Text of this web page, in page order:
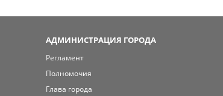
АДМИНИСТРАЦИЯ ГОРОДА
Регламент
Полномочия
Глава города